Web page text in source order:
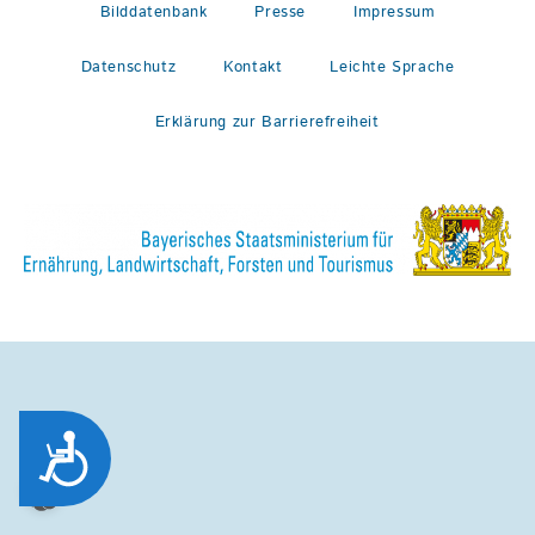
Zug&auml;nglichkeit
Bilddatenbank Presse Impressum
Datenschutz Kontakt Leichte Sprache
Erklärung zur Barrierefreiheit